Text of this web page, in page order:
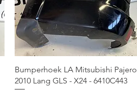
Bumperhoek LA Mitsubishi Pajero
2010 Lang GLS - X24 - 6410C443